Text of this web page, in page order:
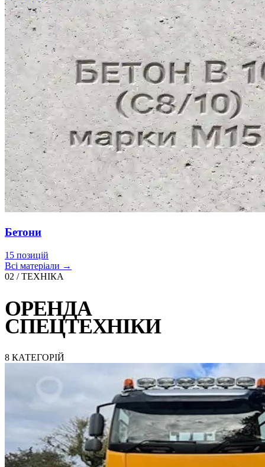
Бетони
15 позицій
Всі матеріали →
02 / ТЕХНІКА
ОРЕНДА
СПЕЦТЕХНІКИ
8 КАТЕГОРІЙ